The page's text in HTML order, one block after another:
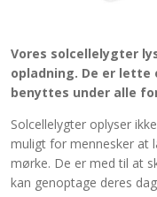
Vores solcellelygter
opladning. De er lette
benyttes under alle
Solcellelygter oplyser
muligt for mennesker at
mørke. De er med til at
kan genoptage deres